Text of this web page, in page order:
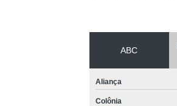
ABC
Aliança
Colônia